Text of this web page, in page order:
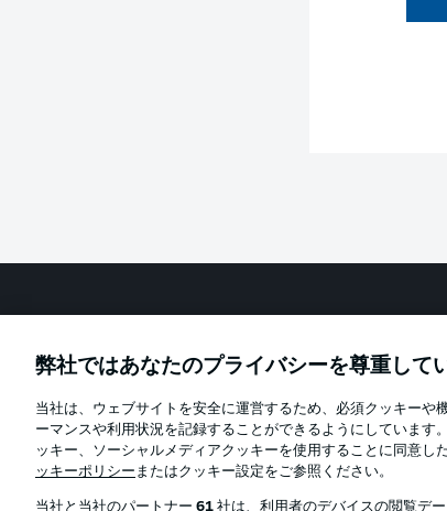
Football as it's meant to be
Official Partners
弊社ではあなたのプライバシーを尊重して
当社は、ウェブサイトを安全に運営するため、必須クッキー
ーマンスや利用状況を記録することができるようにしていま
ッキー、ソーシャルメディアクッキーを使用することに同意し
ッキーポリシー またはクッキー設定をご参照ください。
当社と当社のパートナー 61 社は、利用者のデバイスの閲覧デ